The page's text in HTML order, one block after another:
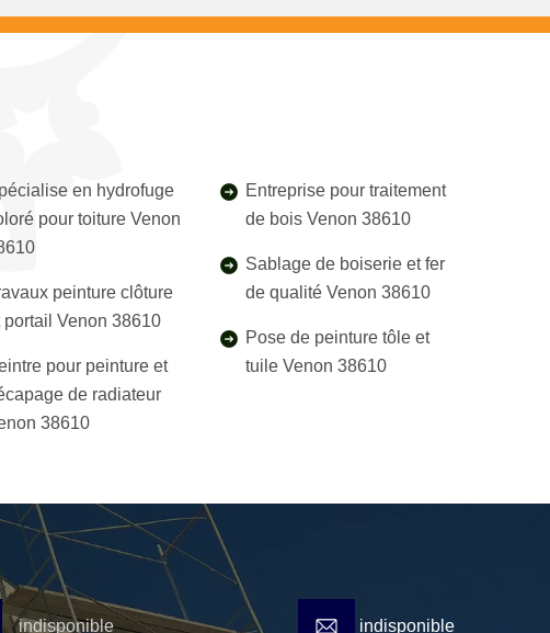
en hydrofuge
pour toiture Venon
peinture clôture
portail Venon 38610
pour peinture et
de radiateur
38610
Entreprise pour traitement
de bois Venon 38610
Sablage de boiserie et fer
de qualité Venon 38610
Pose de peinture tôle et
tuile Venon 38610
indisponible indisponible